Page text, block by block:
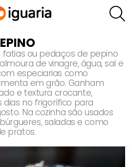
fatias ou pedaços de pepino
de vinagre, água, sal e
especiarias como
em grão. Ganham
e textura crocante,
dias no frigorífico para
Na cozinha são usados
saladas e como
pratos.